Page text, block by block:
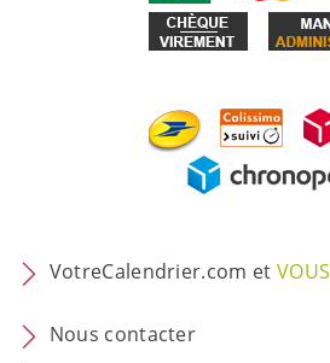
VotreCalendrier.com etVOUS
Nous contacter